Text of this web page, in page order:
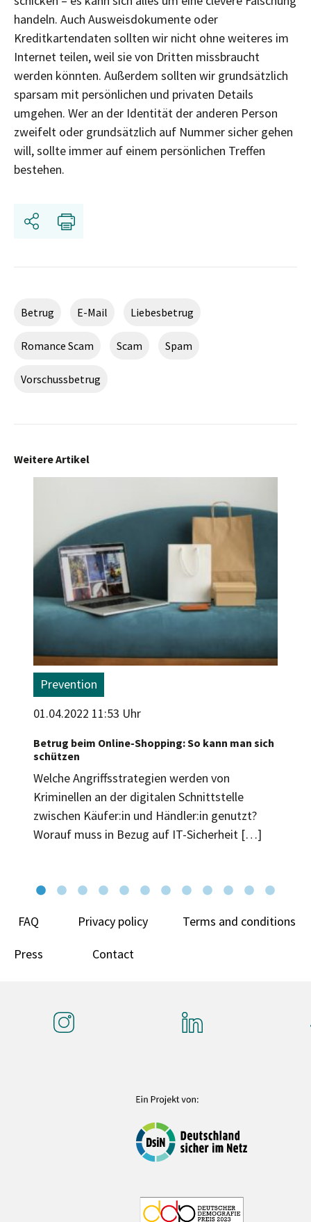
handeln. Auch Ausweisdokumente oder
Kreditkartendaten sollten wir nicht ohne weiteres im
Internet teilen, weil sie von Dritten missbraucht
werden könnten. Außerdem sollten wir grundsätzlich
sparsam mit persönlichen und privaten Details
umgehen. Wer an der Identität der anderen Person
zweifelt oder grundsätzlich auf Nummer sicher gehen
will, sollte immer auf einem persönlichen Treffen
bestehen.
Share
Betrug E-Mail Liebesbetrug
Romance Scam Scam Spam
Vorschussbetrug
Weitere Artikel
Prevention
01.04.2022 11:53 Uhr
Betrug beim Online-Shopping: So kann man sich
schützen
Welche Angriffsstrategien werden von
Kriminellen an der digitalen Schnittstelle
zwischen Käufer:in und Händler:in genutzt?
Worauf muss in Bezug auf IT-Sicherheit […]
FAQ Privacy policy Terms and conditions
Press Contact